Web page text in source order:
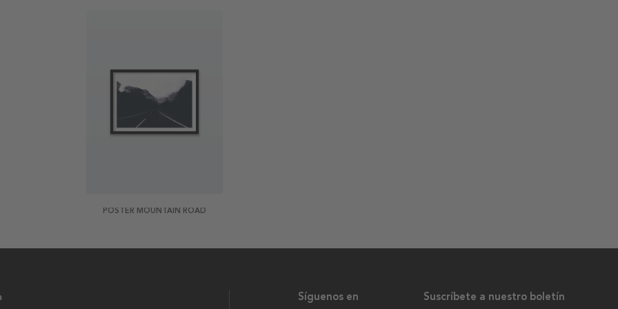
POSTER MOUNTAIN ROAD
Suscríbete a nuestro boletín
Síguenos en